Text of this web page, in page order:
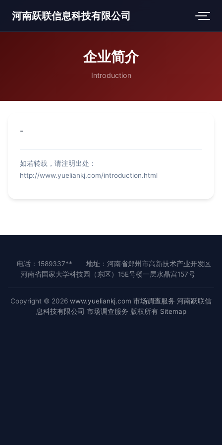
河南跃联信息科技有限公司
企业简介
Introduction
-
如若转载，请注明出处：
http://www.yueliankj.com/introduction.html
电话：1589337**
地址：河南省郑州市高新技术产业开发区
河南省国家大学科技园（东区）15E号楼一层水晶宫157号
Copyright © 2026 www.yueliankj.com 市场调查服务 河南跃联信
息科技有限公司 市场调查服务 版权所有 Sitemap